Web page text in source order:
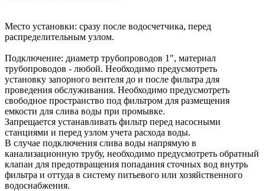
Место установки: сразу после водосчетчика, перед
распределительным узлом.
Подключение: диаметр трубопроводов 1", материал
трубопроводов - любой. Необходимо предусмотреть
установку запорного вентеля до и после фильтра для
проведения обслуживания. Необходимо предусмотреть
свободное пространство под фильтром для размещения
емкости для слива воды при промывке.
Запрещается устанавливать фильтр перед насосными
станциями и перед узлом учета расхода воды.
В случае подключения слива воды напрямую в
канализационную трубу, необходимо предусмотреть обратный
клапан для предотвращения попадания сточных вод внутрь
фильтра и оттуда в систему питьевого или хозяйственного
водоснабжения.